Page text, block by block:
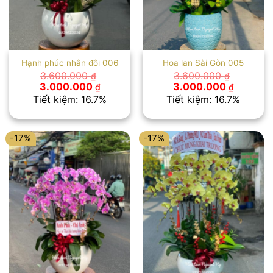
Hạnh phúc nhân đôi 006
3.600.000₫
Giá
gốc
là:
3.000.000 ₫Giá
hiện
tại
3.000.000 ₫.
Tiết kiệm: 16.7%
Hoa lan Sài Gòn 005
3.600.000₫
Giá
gốc
là:
3.000.000 ₫Giá
hiện
tại
Tiết kiệm: 16.7%
-17% -17%